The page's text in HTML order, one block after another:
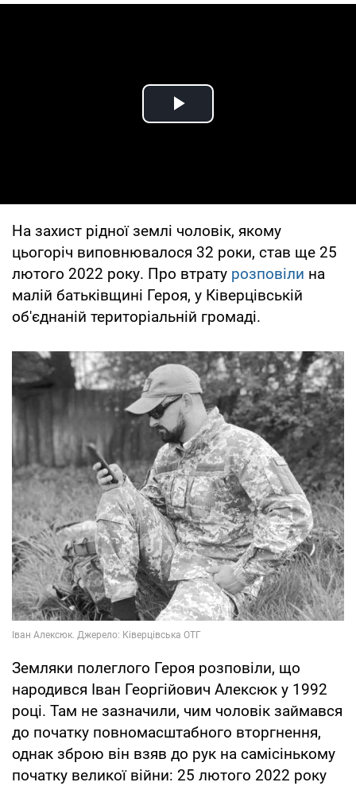
Play Video
На захист рідної землі чоловік, якому
цьогоріч виповнювалося 32 роки, став ще 25
лютого 2022 року. Про втрату розповіли на
малій батьківщині Героя, у Ківерцівській
об'єднаній територіальній громаді.
Земляки полеглого Героя розповіли, що
народився Іван Георгійович Алексюк у 1992
році. Там не зазначили, чим чоловік займався
до початку повномасштабного вторгнення,
однак зброю він взяв до рук на самісінькому
початку великої війни: 25 лютого 2022 року